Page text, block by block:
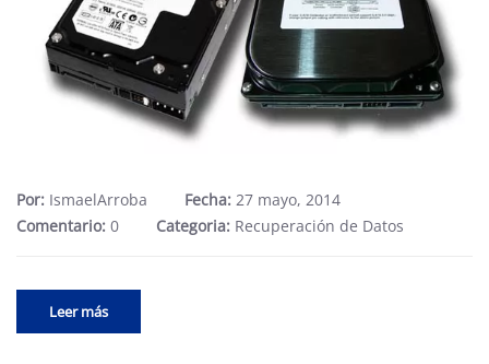
Por: IsmaelArroba Fecha: 27 mayo, 2014
Comentario: 0 Categoria: Recuperación de Datos
Leer más